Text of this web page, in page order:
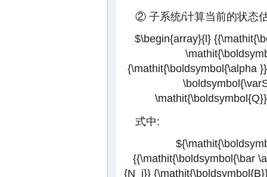
② 子系统i计算当前的状态
$\begin{array}{l}
{\mathit{\boldsymbol{\alpha
式中:
{{\mathit{\boldsymbol{\bar
{N_i}}